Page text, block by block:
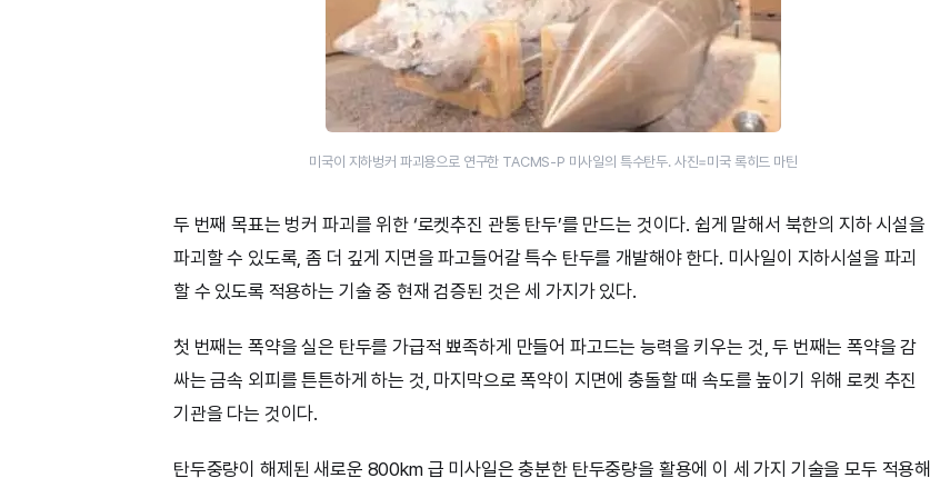
미국이 지하벙커 파괴용으로 연구한 TACMS-P 미사일의 특수탄두. 사진=미국 록히드 마틴
두 번째 목표는 벙커 파괴를 위한 ‘로켓추진 관통 탄두’를 만드는 것이다. 쉽게 말해서 북한의 지하 시설을
파괴할 수 있도록, 좀 더 깊게 지면을 파고들어갈 특수 탄두를 개발해야 한다. 미사일이 지하시설을 파괴
할 수 있도록 적용하는 기술 중 현재 검증된 것은 세 가지가 있다.
첫 번째는 폭약을 실은 탄두를 가급적 뾰족하게 만들어 파고드는 능력을 키우는 것, 두 번째는 폭약을 감
싸는 금속 외피를 튼튼하게 하는 것, 마지막으로 폭약이 지면에 충돌할 때 속도를 높이기 위해 로켓 추진
기관을 다는 것이다.
탄두중량이 해제된 새로운 800km 급 미사일은 충분한 탄두중량을 활용에 이 세 가지 기술을 모두 적용해